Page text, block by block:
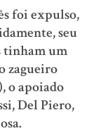
foi expulso,
seu
tinham um
zagueiro
o apoiado
Del Piero,